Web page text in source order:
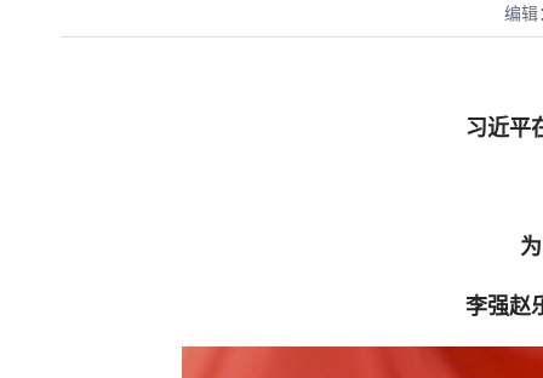
编辑
习近平
李强赵